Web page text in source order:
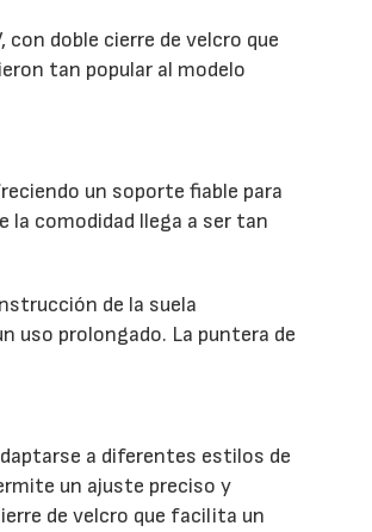
doble cierre de velcro que
tan popular al modelo
un soporte fiable para
la comodidad llega a ser tan
de la suela
uso prolongado. La puntera de
a diferentes estilos de
un ajuste preciso y
de velcro que facilita un